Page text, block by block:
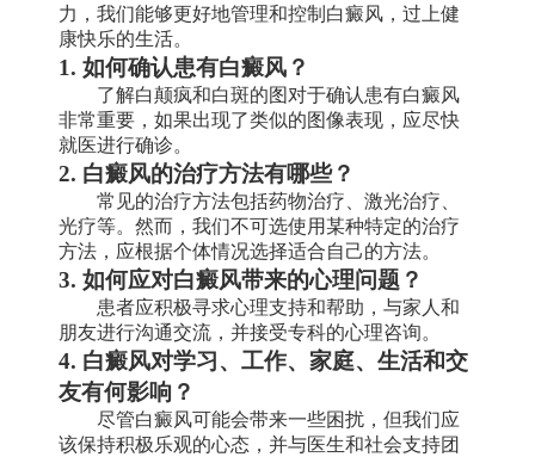
力，我们能够更好地管理和控制白癜风，过上健
康快乐的生活。
1. 如何确认患有白癜风？
了解白颠疯和白斑的图对于确认患有白癜风
非常重要，如果出现了类似的图像表现，应尽快
就医进行确诊。
2. 白癜风的治疗方法有哪些？
常见的治疗方法包括药物治疗、激光治疗、
光疗等。然而，我们不可选使用某种特定的治疗
方法，应根据个体情况选择适合自己的方法。
3. 如何应对白癜风带来的心理问题？
患者应积极寻求心理支持和帮助，与家人和
朋友进行沟通交流，并接受专科的心理咨询。
4. 白癜风对学习、工作、家庭、生活和交
友有何影响？
尽管白癜风可能会带来一些困扰，但我们应
该保持积极乐观的心态，并与医生和社会支持团